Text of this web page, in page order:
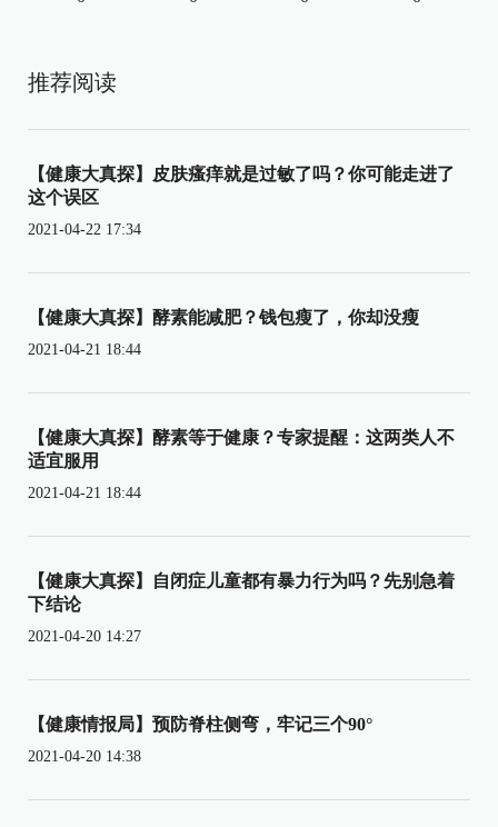
推荐阅读
【健康大真探】皮肤瘙痒就是过敏了吗？你可能走进了
这个误区
2021-04-22 17:34
【健康大真探】酵素能减肥？钱包瘦了，你却没瘦
2021-04-21 18:44
【健康大真探】酵素等于健康？专家提醒：这两类人不
适宜服用
2021-04-21 18:44
【健康大真探】自闭症儿童都有暴力行为吗？先别急着
下结论
2021-04-20 14:27
【健康情报局】预防脊柱侧弯，牢记三个90°
2021-04-20 14:38